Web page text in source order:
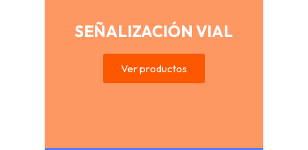
SEÑALIZACIÓN VIAL
Ver productos